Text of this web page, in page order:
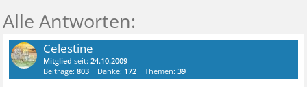
Celestine
Mitglied seit:24.10.2009
Beiträge:803 Danke: 172 Themen:39